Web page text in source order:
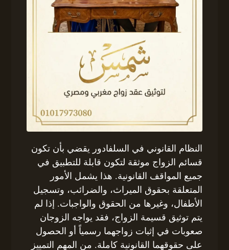
النظام القانوني في السلفادور يقضي بأن تكون
قسائم الزواج موثقة لتكون قابلة للتطبيق في
جميع المواقف القانونية. هذا يشمل الأمور
المتعلقة بحقوق الميراث، والضرائب، وتسجيل
الأطفال، وغيرها من الحقوق والواجبات. إذا لم
يتم توثيق قسيمة الزواج، فقد يواجه الزوجان
صعوبات في إثبات زواجهما رسمياً أو الحصول
على حقوقهما القانونية كاملة. من المهم التمييز